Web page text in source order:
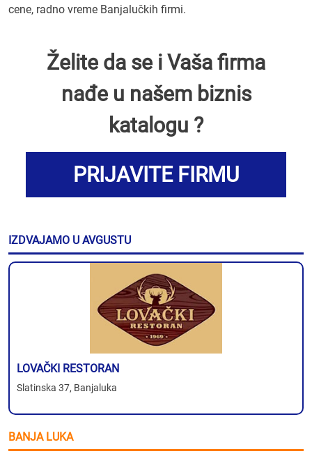
cene, radno vreme Banjalučkih firmi.
Želite da se i Vaša firma
nađe u našem biznis
katalogu ?
PRIJAVITE FIRMU
IZDVAJAMO U AVGUSTU
LOVAČKI RESTORAN
Slatinska 37, Banjaluka
BANJA LUKA